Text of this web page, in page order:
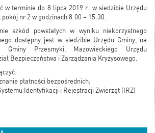
w terminie do 8 lipca 2019 r. w siedzibie Urzędu
pokój nr 2 w godzinach 8:00 – 15:30.
szkód powstałych w wyniku niekorzystnego
dostępny jest w siedzibie Urzędu Gminy, na
Gminy Przesmyki, Mazowieckiego Urzędu
Bezpieczeństwa i Zarządzania Kryzysowego.
płatności bezpośrednich;
Identyfikacji i Rejestracji Zwierząt (IRZ)